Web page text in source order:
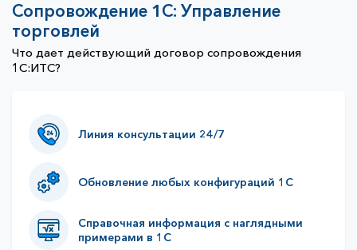
Сопровождение 1С: Управление
торговлей
Что дает действующий договор сопровождения
1С:ИТС?
Линия консультации 24/7
Обновление любых конфигураций 1С
Справочная информация с наглядными
примерами в 1С